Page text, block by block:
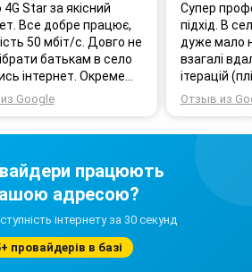
Star за якісний
Все добре працює,
50 мбіт/с. Довго не
батькам в село
інтернет. Окреме
за якісно
обладнання!
Google
Супер
підхід. В
дуже мало
взагалі
ітерацій
технічною
~20МБіт/с.
Отзыв из
працюють
адресою?
інтернету за 30 секунд
провайдерів в базі